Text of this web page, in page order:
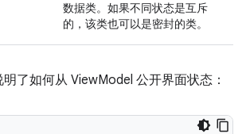
数据类。如果不同状态是互斥
的，该类也可以是密封的类。
了如何从 ViewModel 公开界面状态：